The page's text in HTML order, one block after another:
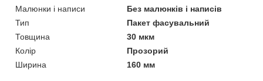
Малюнки і написи
Без малюнків і написів
Тип
Пакет фасувальний
Товщина
30 мкм
Колір
Прозорий
Ширина
160 мм